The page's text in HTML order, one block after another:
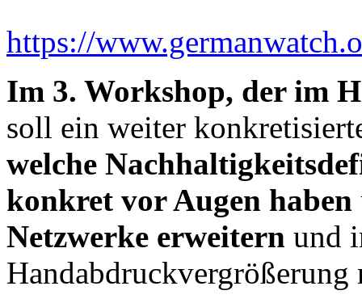
https://
Im 3. Workshop, der im
soll ein weiter
welche
konkret vor Augen haben
Netzwerke erweitern und
Handabdruckvergrößerung